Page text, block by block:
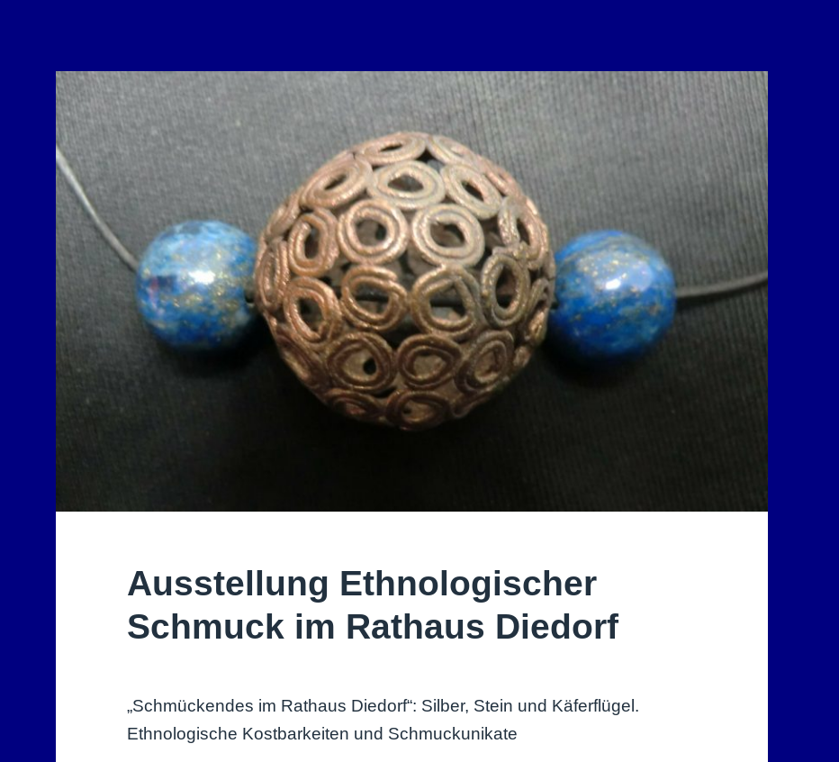
Ausstellung Ethnologischer
Schmuck im Rathaus Diedorf
„Schmückendes im Rathaus Diedorf“: Silber, Stein und Käferflügel.
Ethnologische Kostbarkeiten und Schmuckunikate